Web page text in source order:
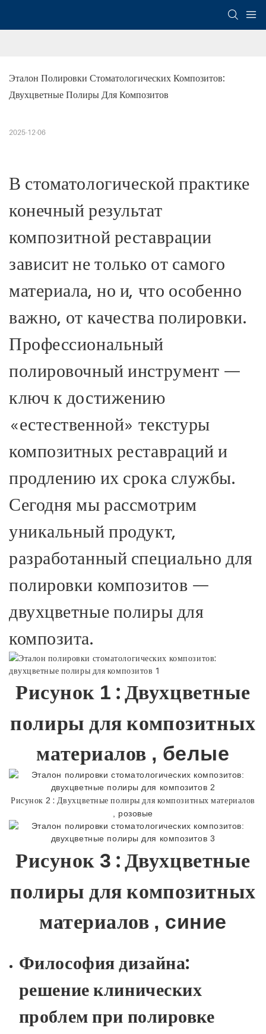
Эталон Полировки Стоматологических Композитов:
Двухцветные Полиры Для Композитов
2025-12-06
В стоматологической практике
конечный результат
композитной реставрации
зависит не только от самого
материала, но и, что особенно
важно, от качества полировки.
Профессиональный
полировочный инструмент —
ключ к достижению
«естественной» текстуры
композитных реставраций и
продлению их срока службы.
Сегодня мы рассмотрим
уникальный продукт,
разработанный специально для
полировки композитов —
двухцветные полиры для
композита.
Рисунок 1 : Двухцветные
полиры для композитных
материалов , белые
Рисунок 2 : Двухцветные полиры для композитных материалов
, розовые
Рисунок 3 : Двухцветные
полиры для композитных
материалов , синие
Философия дизайна:
решение клинических
проблем при полировке